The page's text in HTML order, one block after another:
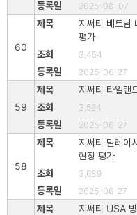
2025-08-07
60
지써티 베트
평가
3,454
2025-06-27
59
지써티 타일
3,594
2025-06-27
58
지써티 말레
현장 평가
3,689
2025-06-27
지써티 USA